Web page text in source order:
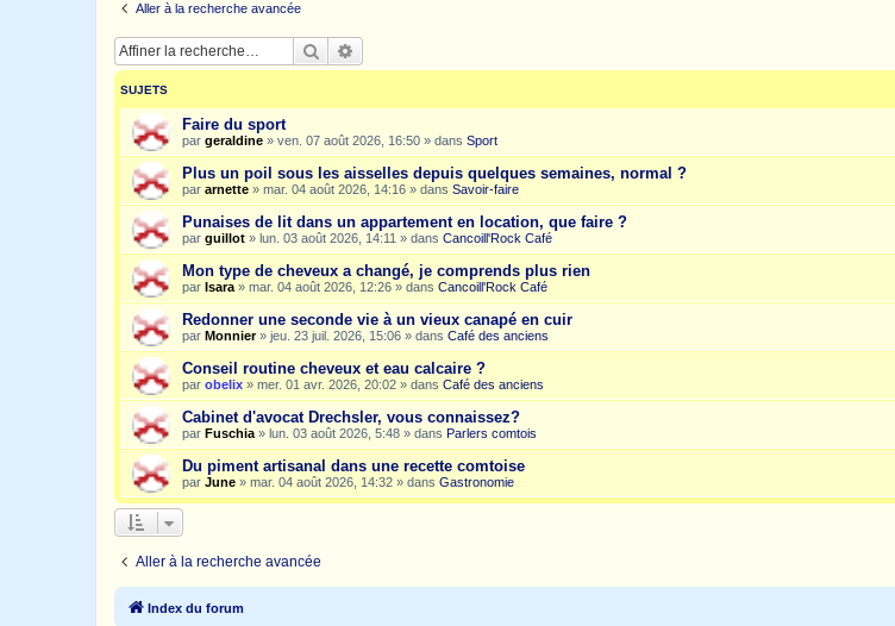
Aller à la recherche avancée
Rechercher
SUJETS
Faire du sport
par geraldine » ven. 07 août 2026, 16:50 » dans Sport
Plus un poil sous les aisselles depuis quelques semaines, normal ?
par arnette » mar. 04 août 2026, 14:16 » dans Savoir-faire
Punaises de lit dans un appartement en location, que faire ?
par guillot » lun. 03 août 2026, 14:11 » dans Cancoill'Rock Café
Mon type de cheveux a changé, je comprends plus rien
par Isara » mar. 04 août 2026, 12:26 » dans Cancoill'Rock Café
Redonner une seconde vie à un vieux canapé en cuir
par Monnier» jeu. 23 juil. 2026, 15:06 » dans Café des anciens
Conseil routine cheveux et eau calcaire ?
par obelix » mer. 01 avr. 2026, 20:02 » dans Café des anciens
Cabinet d'avocat Drechsler, vous connaissez?
par Fuschia » lun. 03 août 2026, 5:48 » dans Parlers comtois
Du piment artisanal dans une recette comtoise
par June » mar. 04 août 2026, 14:32 » dans Gastronomie
Aller à la recherche avancée
Index du forum